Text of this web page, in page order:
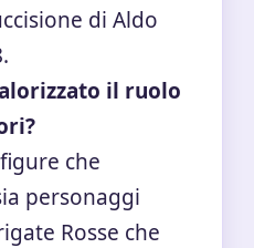
di Aldo
il ruolo
che
personaggi
Rosse che